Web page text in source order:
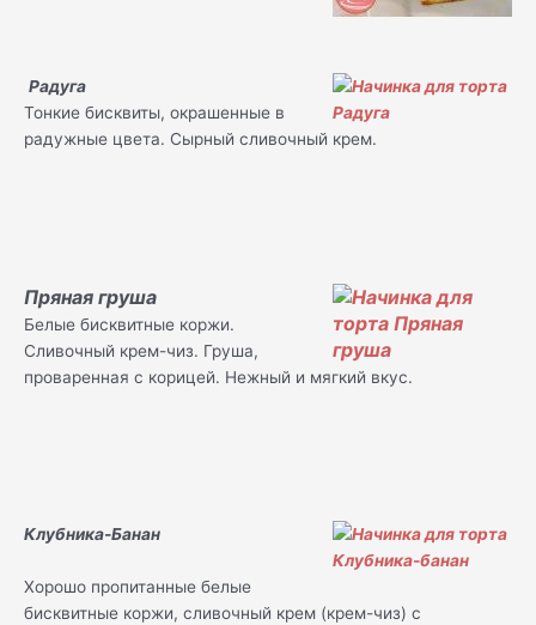
Радуга
Тонкие бисквиты, окрашенные в
радужные цвета. Сырный сливочный крем.
Пряная груша
Белые бисквитные коржи.
Сливочный крем-чиз. Груша,
проваренная с корицей. Нежный и мягкий вкус.
Клубника-Банан
Хорошо пропитанные белые
бисквитные коржи, сливочный крем (крем-чиз) с